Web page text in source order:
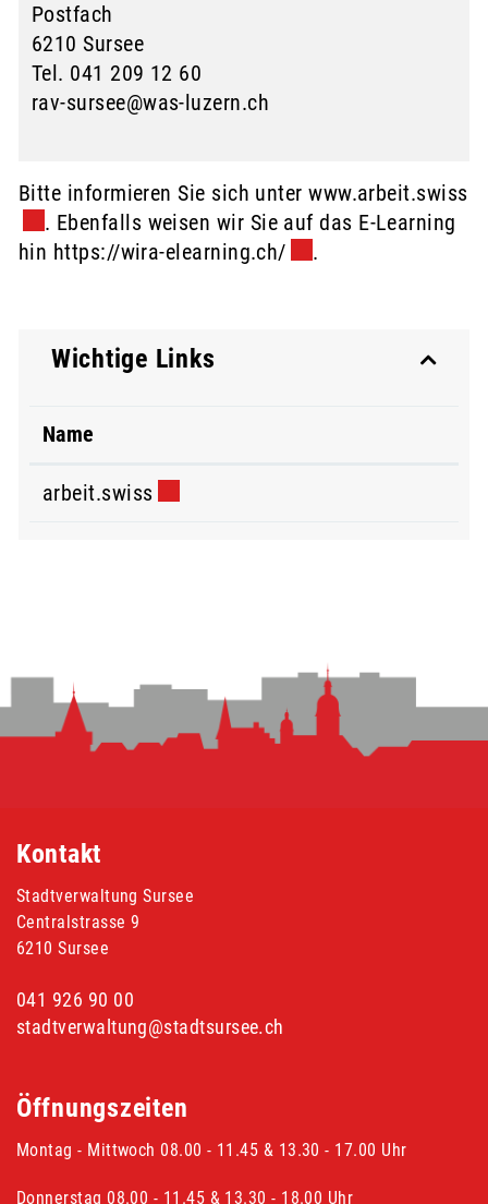
Postfach
6210 Sursee
Tel. 041 209 12 60
rav-sursee@was-luzern.ch
Bitte informieren Sie sich unterwww.arbeit.swiss
. Ebenfalls weisen wir Sie auf das E-Learning
hin https://wira-elearning.ch/ Externer Link wird
.
Wichtige Links
Name
arbeit.swiss
Kontakt
Stadtverwaltung Sursee
Centralstrasse 9
6210 Sursee
041 926 90 00
stadtverwaltung@stadtsursee.ch
Öffnungszeiten
Montag - Mittwoch 08.00 - 11.45 & 13.30 - 17.00 Uhr
Donnerstag 08.00 - 11.45 & 13.30 - 18.00 Uhr